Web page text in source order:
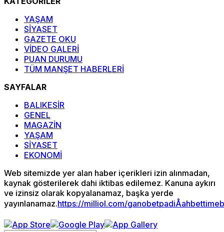
YAŞAM
SİYASET
GAZETE OKU
VİDEO GALERİ
PUAN DURUMU
TÜM MANŞET HABERLERİ
SAYFALAR
BALIKESİR
GENEL
MAGAZİN
YAŞAM
SİYASET
EKONOMİ
Web sitemizde yer alan haber içerikleri izin alınmadan,
kaynak gösterilerek dahi iktibas edilemez. Kanuna aykırı
ve izinsiz olarak kopyalanamaz, başka yerde
yayınlanamaz.https://milliol.com/ganobetpadiÅahbet